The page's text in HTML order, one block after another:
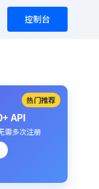
控制台
热门推荐
API
需多次注册